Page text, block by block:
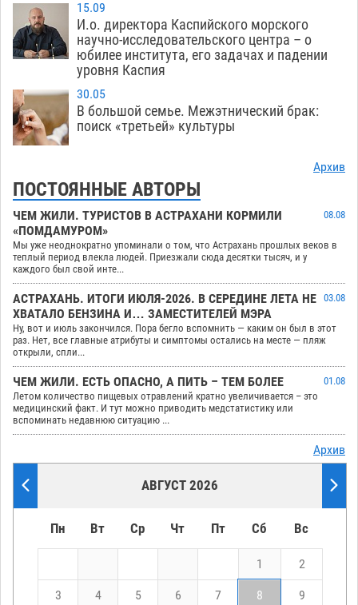
15.09
И.о. директора Каспийского морского
научно-исследовательского центра – о
юбилее института, его задачах и падении
уровня Каспия
30.05
В большой семье. Межэтнический брак:
поиск «третьей» культуры
Архив
ПОСТОЯННЫЕ АВТОРЫ
ЧЕМ ЖИЛИ. ТУРИСТОВ В АСТРАХАНИ КОРМИЛИ
«ПОМДАМУРОМ»
08.08
Мы уже неоднократно упоминали о том, что Астрахань прошлых веков в
теплый период влекла людей. Приезжали сюда десятки тысяч, и у
каждого был свой инте...
АСТРАХАНЬ. ИТОГИ ИЮЛЯ-2026. В СЕРЕДИНЕ ЛЕТА НЕ
ХВАТАЛО БЕНЗИНА И… ЗАМЕСТИТЕЛЕЙ МЭРА
03.08
Ну, вот и июль закончился. Пора бегло вспомнить — каким он был в этот
раз. Нет, все главные атрибуты и симптомы остались на месте — пляж
открыли, спли...
ЧЕМ ЖИЛИ. ЕСТЬ ОПАСНО, А ПИТЬ – ТЕМ БОЛЕЕ
01.08
Летом количество пищевых отравлений кратно увеличивается – это
медицинский факт. И тут можно приводить медстатистику или
вспоминать недавнюю ситуацию ...
Архив
АВГУСТ 2026
Пн Вт Ср Чт Пт Сб Вс
1 2
3 4 5 6 7 8 9